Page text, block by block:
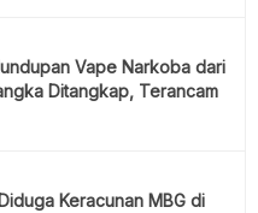
Vape Narkoba dari
Ditangkap, Terancam
Keracunan MBG di